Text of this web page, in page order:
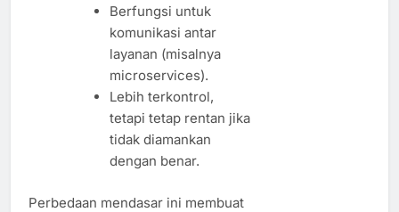
Berfungsi untuk
komunikasi antar
layanan (misalnya
microservices).
Lebih terkontrol,
tetapi tetap rentan jika
tidak diamankan
dengan benar.
Perbedaan mendasar ini membuat